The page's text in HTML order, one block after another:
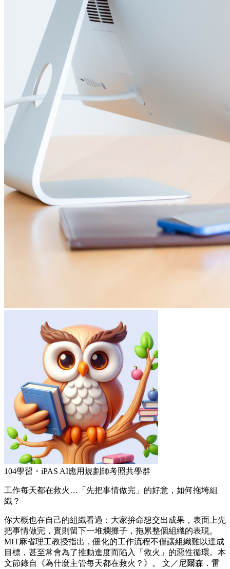
104學習・iPAS AI應用規劃師考照共學群
工作每天都在救火…「先把事情做完」的好意，如何拖垮組
織？
你大概也在自己的組織看過：大家拚命想交出成果，表面上先
把事情做完，實則留下一堆爛攤子，拖累整個組織的表現。
MIT麻省理工教授指出，僵化的工作流程不僅讓組織難以達成
目標，甚至常會為了推動進度而陷入「救火」的惡性循環。本
文節錄自《為什麼主管每天都在救火？》。 文／尼爾森．雷